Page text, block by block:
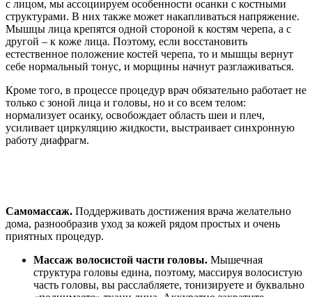
с лицом, мы ассоциируем особенности осанки с костными
структурами. В них также может накапливаться напряжение.
Мышцы лица крепятся одной стороной к костям черепа, а с
другой – к коже лица. Поэтому, если восстановить
естественное положение костей черепа, то и мышцы вернут
себе нормальный тонус, и морщины начнут разглаживаться.
Кроме того, в процессе процедур врач обязательно работает не
только с зоной лица и головы, но и со всем телом:
нормализует осанку, освобождает область шеи и плеч,
усиливает циркуляцию жидкости, выстраивает синхронную
работу диафрагм.
Самомассаж. Поддерживать достижения врача желательно
дома, разнообразив уход за кожей рядом простых и очень
приятных процедур.
Массаж волосистой части головы. Мышечная
структура головы едина, поэтому, массируя волосистую
часть головы, вы расслабляете, тонизируете и буквально